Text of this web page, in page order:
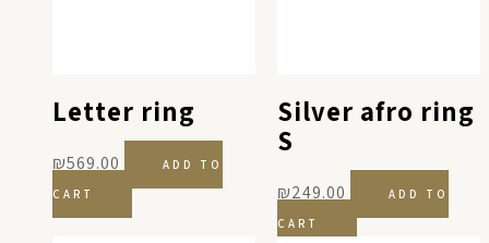
Letter ring
₪569.00
ADD TO
CART
Silver afro ring
S
₪249.00
ADD TO
CART